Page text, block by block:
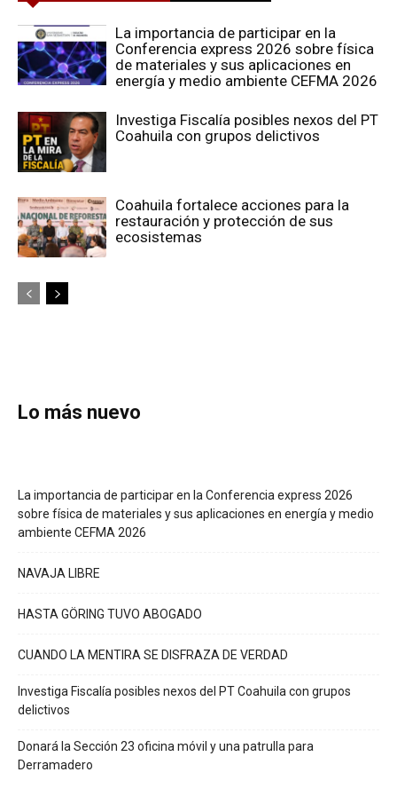
La importancia de participar en la
Conferencia express 2026 sobre física
de materiales y sus aplicaciones en
energía y medio ambiente CEFMA 2026
Investiga Fiscalía posibles nexos del PT
Coahuila con grupos delictivos
Coahuila fortalece acciones para la
restauración y protección de sus
ecosistemas
Lo más nuevo
La importancia de participar en la Conferencia express 2026
sobre física de materiales y sus aplicaciones en energía y medio
ambiente CEFMA 2026
NAVAJA LIBRE
HASTA GÖRING TUVO ABOGADO
CUANDO LA MENTIRA SE DISFRAZA DE VERDAD
Investiga Fiscalía posibles nexos del PT Coahuila con grupos
delictivos
Donará la Sección 23 oficina móvil y una patrulla para
Derramadero